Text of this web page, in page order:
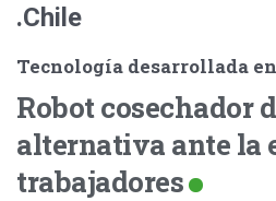
.Chile
Tecnología desarrollada
Robot cosechador
alternativa ante la
trabajadores